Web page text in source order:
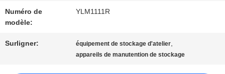
SITE
PRIVACY
Numéro de
modèle:
YLM1111R
Surligner: équipement de stockage d'atelier,
appareils de manutention de stockage